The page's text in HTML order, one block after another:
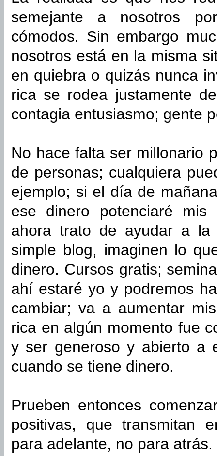
semejante a nosotros
cómodos. Sin embargo
nosotros está en la misma
en quiebra o quizás nunca
rica se rodea justamente
contagia entusiasmo; gente
No hace falta ser millonario
de personas; cualquiera
ejemplo; si el día de
ese dinero potenciaré
ahora trato de ayudar a
simple blog, imaginen lo
dinero. Cursos gratis;
ahí estaré yo y podremos
cambiar; va a aumentar
rica en algún momento fue
y ser generoso y abierto a
cuando se tiene dinero.
Prueben entonces
positivas, que transmitan
para adelante, no para atrás.